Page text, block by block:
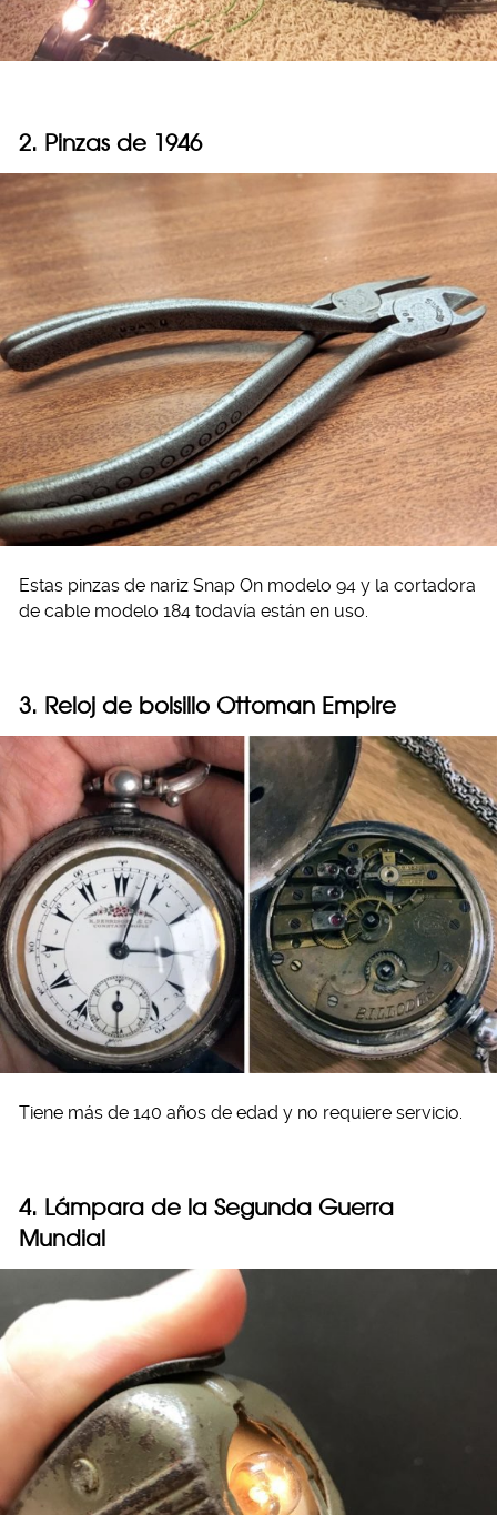
2. Pinzas de 1946
Estas pinzas de nariz Snap On modelo 94 y la cortadora
de cable modelo 184 todavía están en uso.
3. Reloj de bolsillo Ottoman Empire
Tiene más de 140 años de edad y no requiere servicio.
4. Lámpara de la Segunda Guerra
Mundial